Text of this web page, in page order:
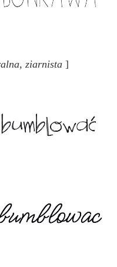
ziarnista ]